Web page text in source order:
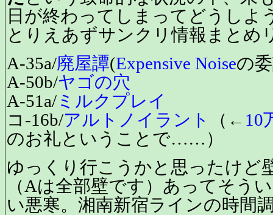
日が終わってしまってどうしよ
とりえあずサンクリ情報まとめ
A-35a/廃屋譚(Expensive Noiseの
A-50b/ヤゴの穴
A-51a/ミルクプレイ
コ-16b/アルトノイラント （← 10
のお礼ということで……）
ゆっくり行こうかと思ったけど
（Aは全部壁です）あってそう
い悪寒。湘南新宿ラインの時間